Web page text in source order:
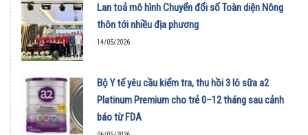
Lan toả mô hình Chuyển đổi số Toàn diện Nông
thôn tới nhiều địa phương
14/05/2026
Bộ Y tế yêu cầu kiểm tra, thu hồi 3 lô sữa a2
Platinum Premium cho trẻ 0–12 tháng sau cảnh
báo từ FDA